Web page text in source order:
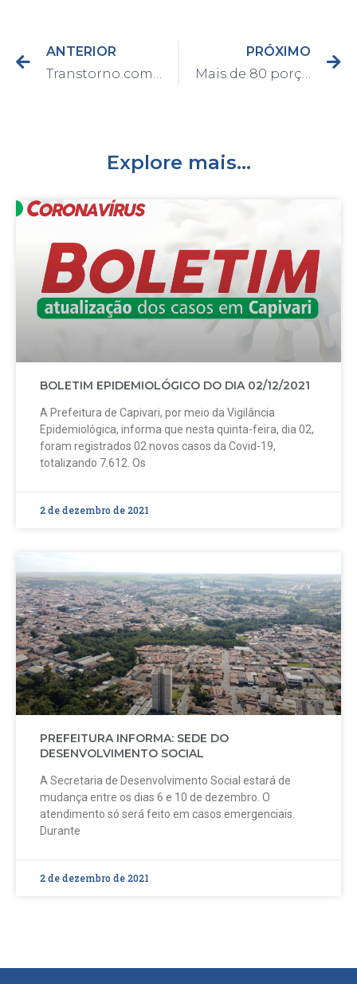
ANTERIOR
Transtorno com poeira é resolvido com fechamento de rua no bairro Santa Teresa D’Avila
PRÓXIMO
Mais de 80 porções de drogas são apreendidas e homem é preso no bairro São João
Explore mais...
BOLETIM EPIDEMIOLÓGICO DO DIA 02/12/2021
A Prefeitura de Capivari, por meio da Vigilância
Epidemiológica, informa que nesta quinta-feira, dia 02,
foram registrados 02 novos casos da Covid-19,
totalizando 7.612. Os
2 de dezembro de 2021
PREFEITURA INFORMA: SEDE DO
DESENVOLVIMENTO SOCIAL
A Secretaria de Desenvolvimento Social estará de
mudança entre os dias 6 e 10 de dezembro. O
atendimento só será feito em casos emergenciais.
Durante
2 de dezembro de 2021